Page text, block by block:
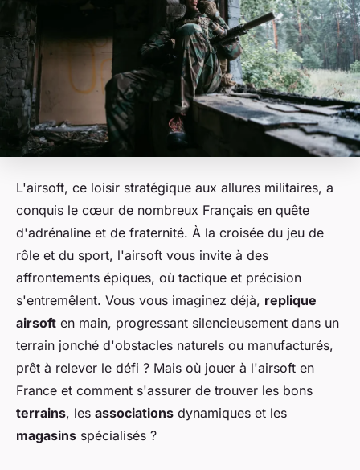
L'airsoft, ce loisir stratégique aux allures militaires, a
conquis le cœur de nombreux Français en quête
d'adrénaline et de fraternité. À la croisée du jeu de
rôle et du sport, l'airsoft vous invite à des
affrontements épiques, où tactique et précision
s'entremêlent. Vous vous imaginez déjà, replique
airsoft en main, progressant silencieusement dans un
terrain jonché d'obstacles naturels ou manufacturés,
prêt à relever le défi ? Mais où jouer à l'airsoft en
France et comment s'assurer de trouver les bons
terrains, les associations dynamiques et les
magasins spécialisés ?